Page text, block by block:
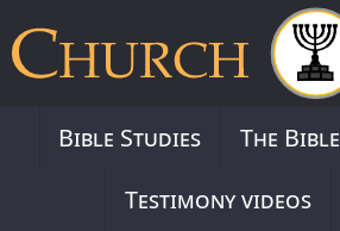
Bible Studies The Bible
Testimony videos